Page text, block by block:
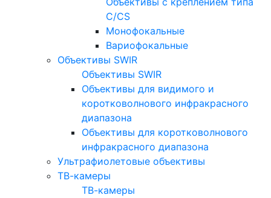
C/CS
Монофокальные
Вариофокальные
Объективы SWIR
Объективы SWIR
Объективы для видимого и
коротковолнового инфракрасного
диапазона
Объективы для коротковолнового
инфракрасного диапазона
Ультрафиолетовые объективы
ТВ-камеры
ТВ-камеры